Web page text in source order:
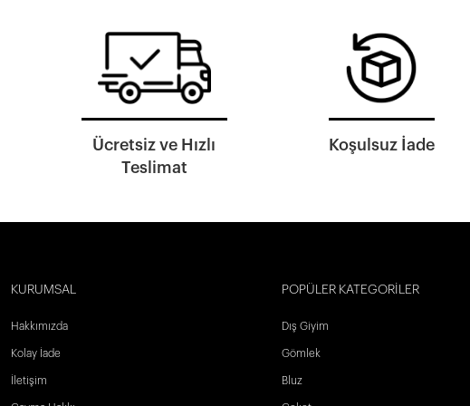
Ücretsiz ve Hızlı
Teslimat
Koşulsuz İade
KURUMSAL
Hakkımızda
Kolay İade
İletişim
POPÜLER KATEGORİLER
Dış Giyim
Gömlek
Bluz